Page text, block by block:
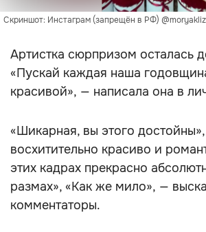
Скриншот: Инстаграм (запрещён в РФ)
Артистка сюрпризом осталась
«Пускай каждая наша
красивой», — написала она в
«Шикарная, вы этого
восхитительно красиво и
этих кадрах прекрасно
размах», «Как же мило», —
комментаторы.